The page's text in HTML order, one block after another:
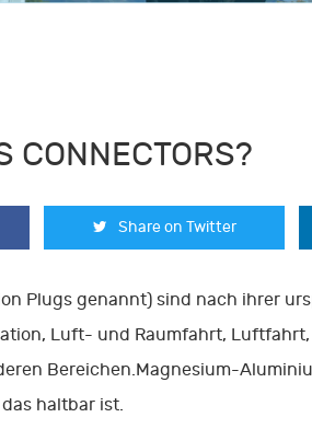
CONNECTORS?
Share on Twitter
Plugs genannt) sind nach ihrer
Luft- und Raumfahrt,
Bereichen.Magnesium-
haltbar ist.